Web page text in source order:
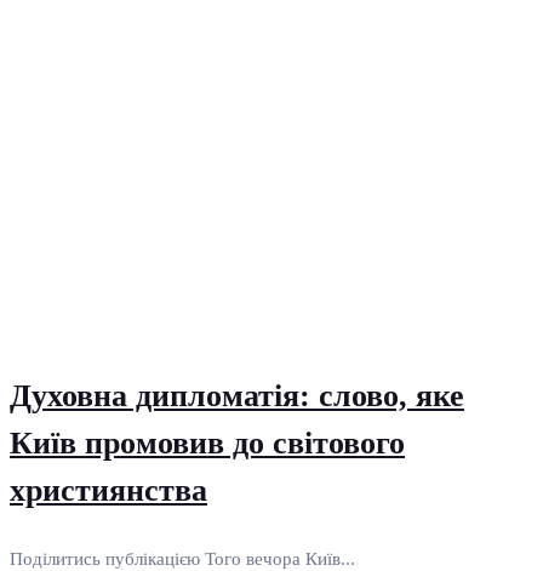
Духовна дипломатія: слово, яке
Київ промовив до світового
християнства
Поділитись публікацією Того вечора Київ...